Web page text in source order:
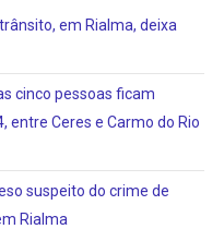
em Rialma, deixa
cinco pessoas ficam
entre Ceres e Carmo do Rio
suspeito do crime de
Rialma